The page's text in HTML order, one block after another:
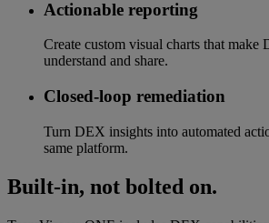
Actionable reporting
Create custom visual charts that make
understand and share.
Closed-loop remediation
Turn DEX insights into automated
same platform.
Built-in, not bolted on.